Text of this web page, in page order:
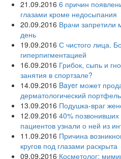
21.09.2016 6 причин
глазами кроме недосыпания
20.09.2016 Врачи запретили
день
19.09.2016 С чистого лица.
гиперпигментацией
16.09.2016 Грибок, сыпь и
занятия в спортзале?
14.09.2016 Bayer может
дерматологический портфель
13.09.2016 Подушка-враг
12.09.2016 40% позвонивших
пациентов узнали о ней из
11.09.2016 Причина
кругов под глазами раскрыта
09.09.2016 Косметолог: